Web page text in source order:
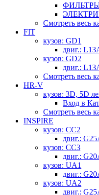
Смотреть весь
FIT
кузов: GD1
двиг.:
кузов: GD2
двиг.:
Смотреть весь
HR-V
кузов: 3D, 5D
Вход в
Смотреть весь
INSPIRE
кузов: CC2
двиг.:
кузов: CC3
двиг.:
кузов: UA1
двиг.:
кузов: UA2
двиг.: